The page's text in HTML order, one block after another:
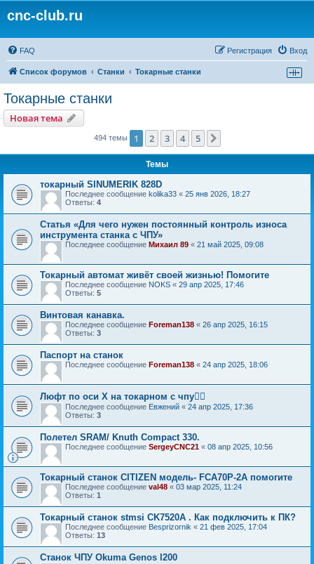
cnc-club.ru
FAQ Вход
Регистрация
Список форумов Станки Токарные станки
Токарные станки
Новая тема
494 темы 1 2 3 4 5
Темы
токарный SINUMERIK 828D
Последнее сообщение kolika33 « 25 янв 2026, 18:27
Ответы: 4
Статья «Для чего нужен постоянный контроль износа
инструмента станка с ЧПУ»
Последнее сообщение Михаил 89 « 21 май 2025, 09:08
Токарный автомат живёт своей жизнью! Помогите
Последнее сообщение NOKS « 29 апр 2025, 17:46
Ответы: 5
Винтовая канавка.
Последнее сообщение Foreman138 « 26 апр 2025, 16:15
Ответы: 3
Паспорт на станок
Последнее сообщение Foreman138 « 24 апр 2025, 18:06
Люфт по оси X на токарном с чпу🤦‍♂️
Последнее сообщение Евжений « 24 апр 2025, 17:36
Ответы: 3
Полетел SRAM/ Knuth Compact 330.
Последнее сообщение SergeyCNC21 « 08 апр 2025, 10:56
Токарный станок CITIZEN модель- FCA70P-2A помогите
Последнее сообщение val48 « 03 мар 2025, 11:24
Ответы: 1
Токарный станок stmsi CK7520A . Как подключить к ПК?
Последнее сообщение Besprizornik « 21 фев 2025, 17:04
Ответы: 13
Станок ЧПУ Okuma Genos l200